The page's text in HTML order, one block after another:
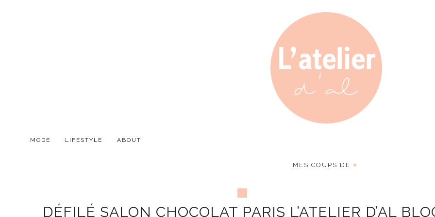
MODE LIFESTYLE ABOUT
MES COUPS DE ♥
DÉFILÉ SALON CHOCOLAT PARIS L’ATELIER D’AL